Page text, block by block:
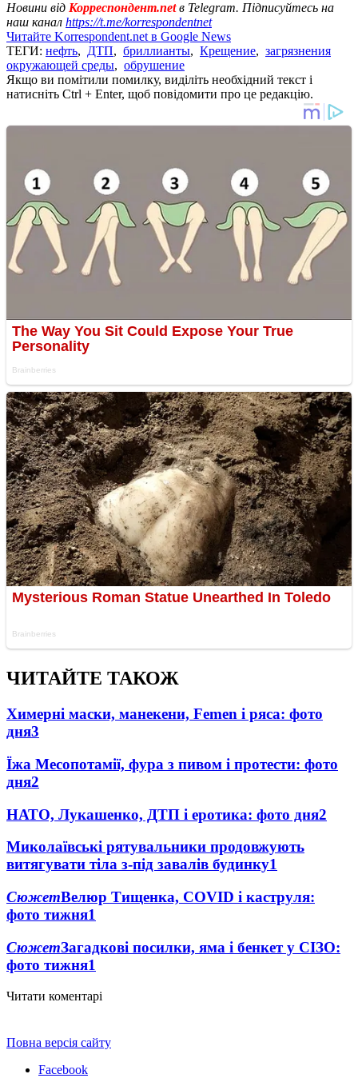
Новини від Корреспондент.netв Telegram. Підписуйтесь на
наш канал https://t.me/korrespondentnet
Читайте Korrespondent.net в Google News
ТЕГИ: нефть, ДТП, бриллианты, Крещение, загрязнения
окружающей среды, обрушение
Якщо ви помітили помилку, виділіть необхідний текст і
натисніть Ctrl + Enter, щоб повідомити про це редакцію.
ЧИТАЙТЕ ТАКОЖ
Химерні маски, манекени, Femen і ряса: фото
дня3
Їжа Месопотамії, фура з пивом і протести: фото
дня2
НАТО, Лукашенко, ДТП і еротика: фото дня2
Миколаївські рятувальники продовжують
витягувати тіла з-під завалів будинку1
СюжетВелюр Тищенка, COVID і каструля:
фото тижня1
СюжетЗагадкові посилки, яма і бенкет у СІЗО:
фото тижня1
Читати коментарі
Повна версія сайту
Facebook